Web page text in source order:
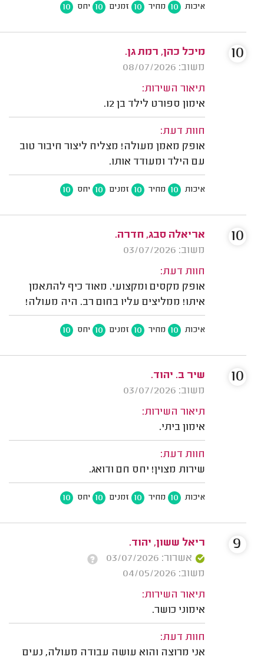
איכות 10 מחיר 10 זמנים 10 יחס 10
מיכל כהן, רמת גן.
משוב: 08/07/2026
תיאור השירות:
אימון ספורט לילד בן 12.
חוות דעת:
אופק מאמן מעולה! מצליח ליצור חיבור טוב
עם הילד ומעודד אותו.
איכות 10 מחיר 10 זמנים 10 יחס 10
10
אריאלה סבג, חדרה.
משוב: 03/07/2026
חוות דעת:
אופק מקסים ומקצועי. מאוד כיף להתאמן
איתו! ממליצים עליו בחום רב. היה מעולה!
איכות 10 מחיר 10 זמנים 10 יחס 10
10
שיר ב. יהוד.
משוב: 03/07/2026
תיאור השירות:
אימון ביתי.
חוות דעת:
שירות מצוין! יחס חם ודואג.
איכות 10 מחיר 10 זמנים 10 יחס 10
10
ריאל ששון, יהוד.
אשרור: 03/07/2026
משוב: 04/05/2026
תיאור השירות:
אימוני כושר.
חוות דעת:
אני מרוצה והוא עושה עבודה מעולה, נעים
9